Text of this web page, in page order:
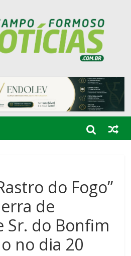
do Fogo”
de
Sr. do Bonfim
no dia 20